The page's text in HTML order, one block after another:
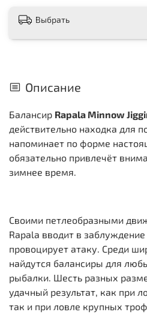
Выбрать
Описание
Балансир Rapala Minnow
действительно находка для
напоминает по форме
обязательно привлечёт
зимнее время.
Своими петлеобразными
Rapala вводит в
провоцирует атаку. Среди
найдутся балансиры для
рыбалки. Шесть разных
удачный результат, как при
так и при ловле крупных